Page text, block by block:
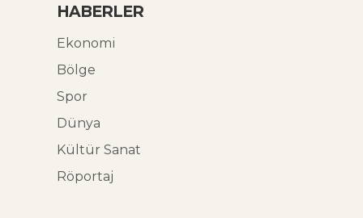
HABERLER
Ekonomi
Bölge
Spor
Dünya
Kültür Sanat
Röportaj